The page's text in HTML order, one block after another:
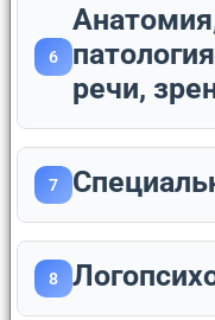
6
речи,
7
8